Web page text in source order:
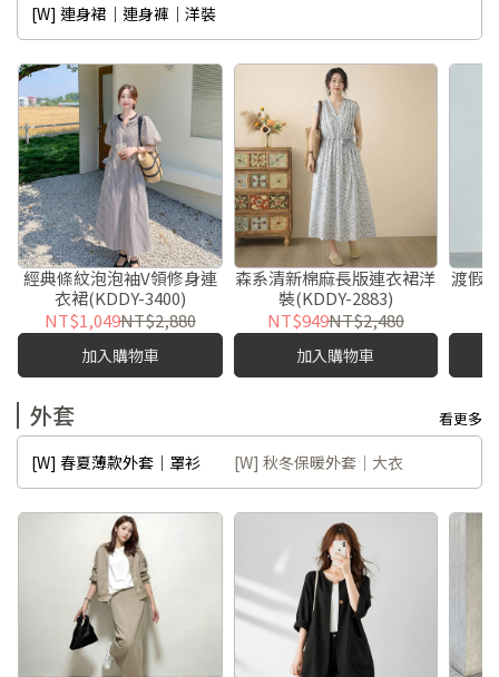
[W] 連身裙｜連身褲｜洋裝
經典條紋泡泡袖V領修身連
衣裙(KDDY-3400)
NT$1,049NT$2,880
加入購物車
森系清新棉麻長版連衣裙洋
裝(KDDY-2883)
NT$949NT$2,480
加入購物車
渡假
外套 看更多
[W] 春夏薄款外套｜罩衫 [W] 秋冬保暖外套｜大衣